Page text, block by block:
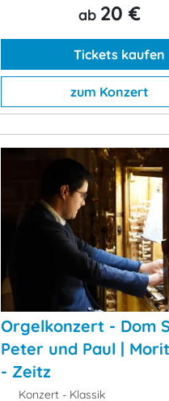
ab 20 €
Tickets kaufen
zum Konzert
Orgelkonzert - Dom
Peter und Paul |
- Zeitz
Konzert - Klassik